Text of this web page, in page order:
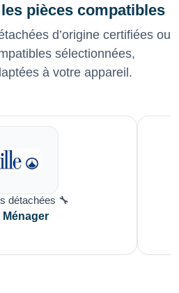
pièces compatibles
d’origine certifiées ou
sélectionnées,
à votre appareil.
détachées 🔧
Ménager